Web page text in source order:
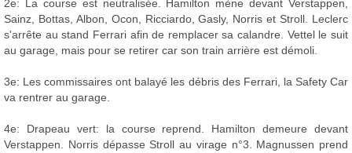
2e: La course est neutralisée. Hamilton mène devant Verstappen,
Sainz, Bottas, Albon, Ocon, Ricciardo, Gasly, Norris et Stroll. Leclerc
s'arrête au stand Ferrari afin de remplacer sa calandre. Vettel le suit
au garage, mais pour se retirer car son train arrière est démoli.
3e: Les commissaires ont balayé les débris des Ferrari, la Safety Car
va rentrer au garage.
4e: Drapeau vert: la course reprend. Hamilton demeure devant
Verstappen. Norris dépasse Stroll au virage n°3. Magnussen prend